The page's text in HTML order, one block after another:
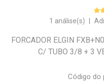
1 análise(s)
FORCADOR ELGIN
C/ TUBO 3/8 + 3
Código do